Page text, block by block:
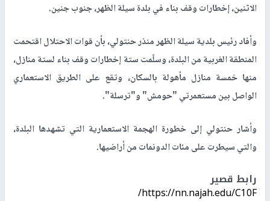
الاثنين، إخطارات وقف بناء في بلدة سيلة الظهر، جنوب جنين.
وأفاد رئيس بلدية سيلة الظهر منذر حنتولي، بأن قوات الاحتلال اقتحمت
المنطقة الغربية من البلدة، وسلّمت ستة إخطارات وقف بناء لستة منازل،
منها خمسة منازل مأهولة بالسكان، وتقع على الطريق الاستعماري
الواصل بين مستعمرتي "حومش" و"ترسلة".
وأشار حنتولي إلى خطورة الهجمة الاستعمارية التي تشهدها البلدة،
والتي سيطرت على مئات الدونمات من أراضيها.
رابط قصير
https://nn.najah.edu/C10F/